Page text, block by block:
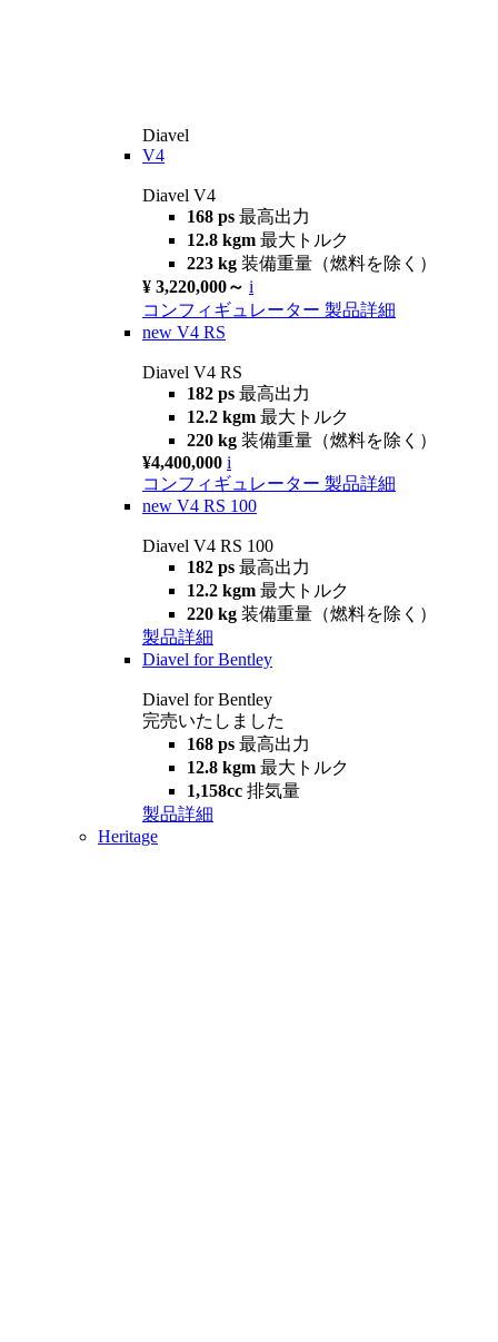
Diavel
V4
Diavel V4
168 ps 最高出力
12.8 kgm 最大トルク
223 kg 装備重量（燃料を除く）
¥ 3,220,000～ i
コンフィギュレーター 製品詳細
new V4 RS
Diavel V4 RS
182 ps 最高出力
12.2 kgm 最大トルク
220 kg 装備重量（燃料を除く）
¥4,400,000 i
コンフィギュレーター 製品詳細
new V4 RS 100
Diavel V4 RS 100
182 ps 最高出力
12.2 kgm 最大トルク
220 kg 装備重量（燃料を除く）
製品詳細
Diavel for Bentley
Diavel for Bentley
完売いたしました
168 ps 最高出力
12.8 kgm 最大トルク
1,158cc 排気量
製品詳細
Heritage